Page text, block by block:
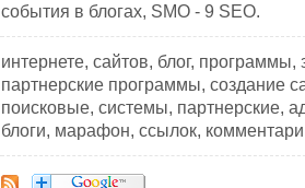
события в блогах, SMO - 9 SEO.
интернете, сайтов, блог, программы,
партнерские программы, создание
поисковые, системы, партнерские,
блоги, марафон, ссылок,